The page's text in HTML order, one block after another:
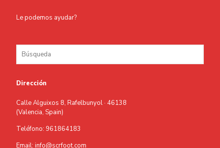
Le podemos ayudar?
Dirección
Calle Alguixos 8, Rafelbunyol · 46138
(Valencia, Spain)
Teléfono: 961864183
Email: info@scrfoot.com